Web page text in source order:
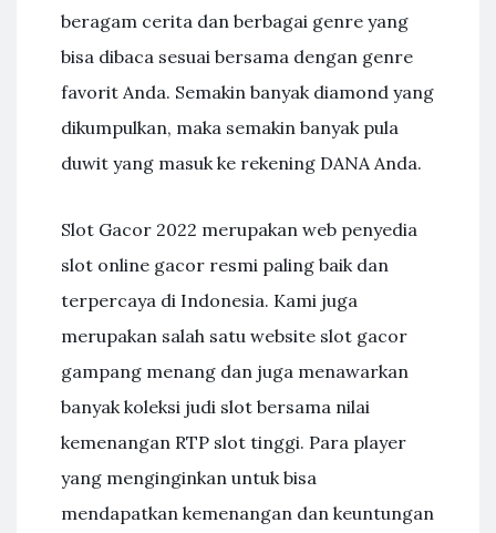
beragam cerita dan berbagai genre yang
bisa dibaca sesuai bersama dengan genre
favorit Anda. Semakin banyak diamond yang
dikumpulkan, maka semakin banyak pula
duwit yang masuk ke rekening DANA Anda.
Slot Gacor 2022 merupakan web penyedia
slot online gacor resmi paling baik dan
terpercaya di Indonesia. Kami juga
merupakan salah satu website slot gacor
gampang menang dan juga menawarkan
banyak koleksi judi slot bersama nilai
kemenangan RTP slot tinggi. Para player
yang menginginkan untuk bisa
mendapatkan kemenangan dan keuntungan